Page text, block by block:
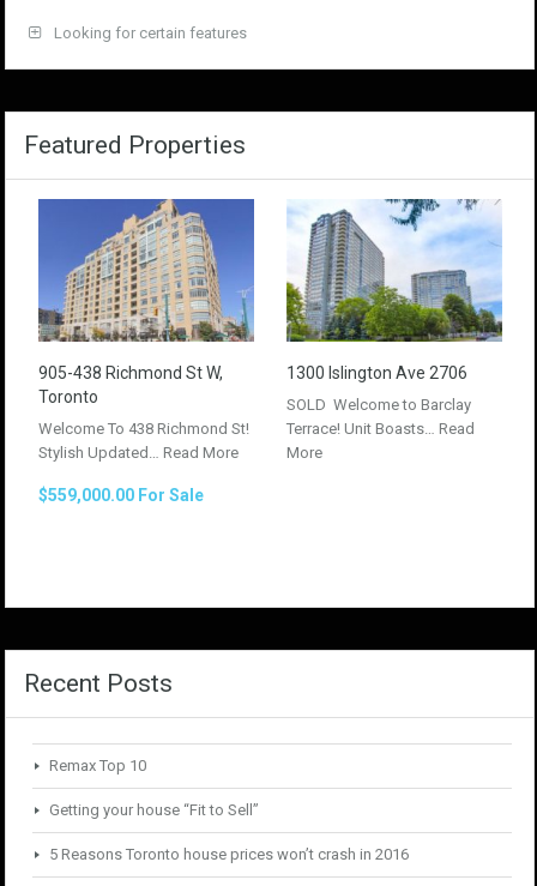
Looking for certain features
Featured Properties
905-438 Richmond St W,
Toronto
Welcome To 438 Richmond St!
Stylish Updated… Read More
$559,000.00 For Sale
1300 Islington Ave 2706
SOLD Welcome to Barclay
Terrace! Unit Boasts… Read
More
Recent Posts
Remax Top 10
Getting your house “Fit to Sell”
5 Reasons Toronto house prices won’t crash in 2016